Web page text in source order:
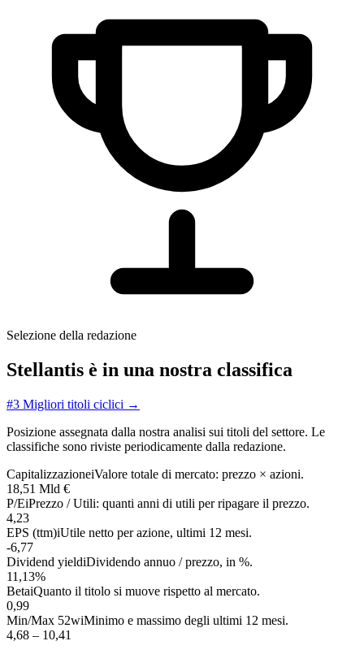
Selezione della redazione
Stellantis è in una nostra classifica
#3 Migliori titoli ciclici →
Posizione assegnata dalla nostra analisi sui titoli del settore. Le
classifiche sono riviste periodicamente dalla redazione.
CapitalizzazioneiValore totale di mercato: prezzo × azioni.
18,51 Mld €
P/EiPrezzo / Utili: quanti anni di utili per ripagare il prezzo.
4,23
EPS (ttm)iUtile netto per azione, ultimi 12 mesi.
-6,77
Dividend yieldiDividendo annuo / prezzo, in %.
11,13%
BetaiQuanto il titolo si muove rispetto al mercato.
0,99
Min/Max 52wiMinimo e massimo degli ultimi 12 mesi.
4,68 – 10,41